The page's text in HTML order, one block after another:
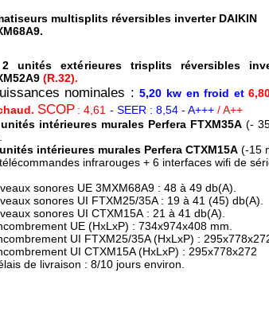
multisplits réversibles inverter DAIKIN
unités extérieures trisplits réversibles
(R.32).
nominales :5,20 kw en froid et
SCOP : 4,61 - SEER : 8,54 - A+++ / A++
intérieures murales Perfera FTXM35A (-
intérieures murales Perfera CTXM15A (-15
infrarouges + 6 interfaces wifi de
sonores UE 3MXM68A9 : 48 à 49 db(A).
sonores UI FTXM25/35A : 19 à 41 (45) db(A).
sonores UI CTXM15A : 21 à 41 db(A).
UE (HxLxP) : 734x974x408 mm.
UI FTXM25/35A (HxLxP) :
UI CTXM15A (HxLxP) : 295x778x272
de livraison : 8/10 jours environ.